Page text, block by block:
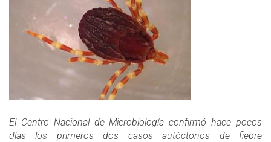
El Centro Nacional de Microbiología confirmó hace pocos
días los primeros dos casos autóctonos de fiebre